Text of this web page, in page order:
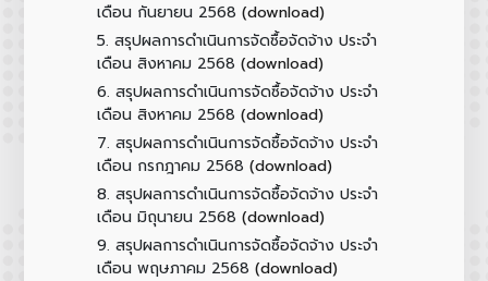
เดือน กันยายน 2568 (download)
5. สรุปผลการดำเนินการจัดซื้อจัดจ้าง ประจำ
เดือน สิงหาคม 2568 (download)
6. สรุปผลการดำเนินการจัดซื้อจัดจ้าง ประจำ
เดือน สิงหาคม 2568 (download)
7. สรุปผลการดำเนินการจัดซื้อจัดจ้าง ประจำ
เดือน กรกฎาคม 2568 (download)
8. สรุปผลการดำเนินการจัดซื้อจัดจ้าง ประจำ
เดือน มิถุนายน 2568 (download)
9. สรุปผลการดำเนินการจัดซื้อจัดจ้าง ประจำ
เดือน พฤษภาคม 2568 (download)